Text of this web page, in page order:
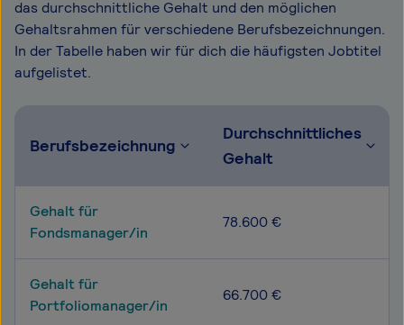
das durchschnittliche Gehalt und den möglichen
Gehaltsrahmen für verschiedene Berufsbezeichnungen.
In der Tabelle haben wir für dich die häufigsten Jobtitel
aufgelistet.
Berufsbezeichnung
Durchschnittliches
Gehalt
Gehalt für
Fondsmanager/in
78.600 €
Gehalt für
Portfoliomanager/in
66.700 €